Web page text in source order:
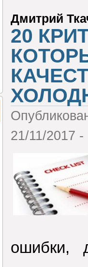
Дмитрий
20
21/11/2017 -
ошибки,